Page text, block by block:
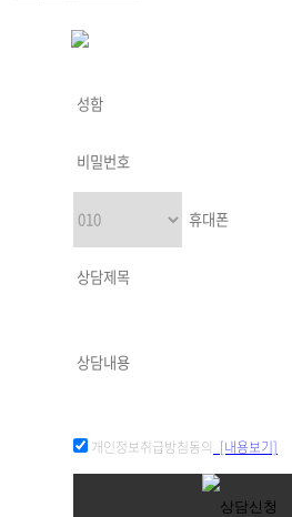
개인정보취급방침동의 [내용보기]